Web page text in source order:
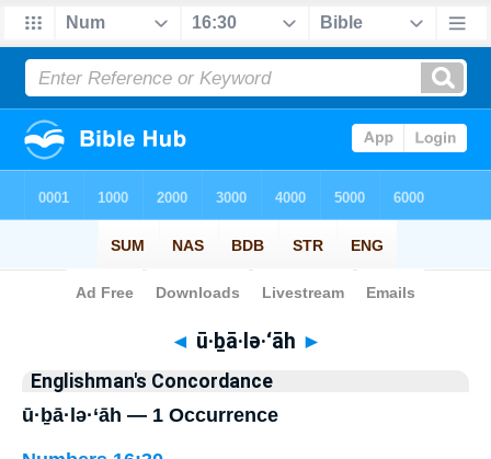
Bible> Strong's > Hebrew
◄ ū·ḇā·lə·‘āh ►
Englishman's Concordance
ū·ḇā·lə·‘āh — 1 Occurrence